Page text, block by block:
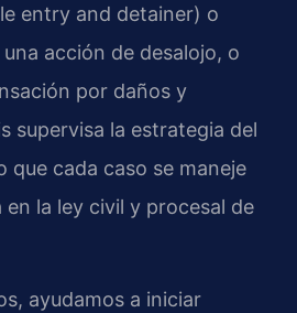
entry and detainer) o
acción de desalojo, o
por daños y
supervisa la estrategia del
que cada caso se maneje
la ley civil y procesal de
ayudamos a iniciar